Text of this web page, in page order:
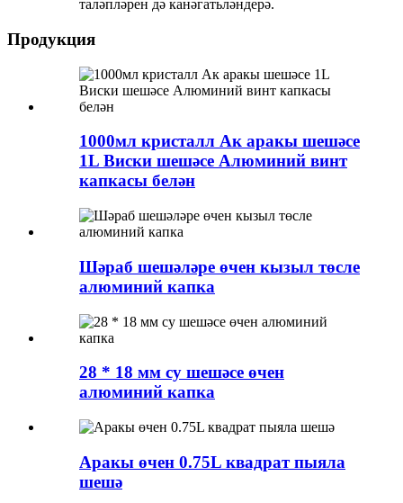
таләпләрен дә канәгатьләндерә.
Продукция
1000мл кристалл Ак аракы шешәсе
1L Виски шешәсе Алюминий винт
капкасы белән
Шәраб шешәләре өчен кызыл төсле
алюминий капка
28 * 18 мм су шешәсе өчен
алюминий капка
Аракы өчен 0.75L квадрат пыяла
шешә